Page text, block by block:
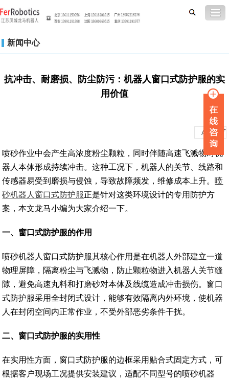
新闻中心
抗冲击、耐磨损、防尘防污：机器人窗口式防护服的实
用价值
A - A +
喷砂作业中会产生高浓度粉尘颗粒，同时伴随高速飞溅物对机
器人本体形成持续冲击。这种工况下，机器人的关节、线路和
传感器易受到磨损与侵蚀，导致故障频发，维修成本上升。 喷
砂机器人窗口式防护服正是针对这类环境设计的专用防护方
案，本文龙马小编为大家介绍一下。
一、 窗口式防护服的作用
喷砂机器人窗口式防护服其核心作用是在机器人外部建立一道
物理屏障，隔离粉尘与飞溅物，防止颗粒物进入机器人关节缝
隙，避免高速丸料和打磨砂对本体及线缆造成冲击损伤。窗口
式防护服采用全封闭式设计，能够有效隔离内外环境，使机器
人在封闭空间内正常作业，不受外部恶劣条件干扰。
二、 窗口式防护服的实用性
在实用性方面，窗口式防护服的边框采用贴合式固定方式，可
根据客户现场工况提供安装建议，适配不同型号的喷砂机器